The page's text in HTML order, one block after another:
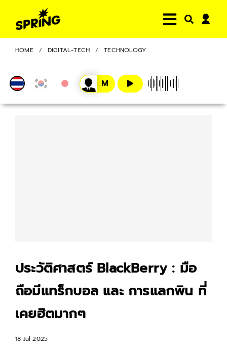
HOME DIGITAL-TECH TECHNOLOGY
ประวัติศาสตร์ BlackBerry : มือ
ถือมีแทร็กบอล และ การแลกพิน ที่
เคยฮิตมากๆ
18 Jul 2025